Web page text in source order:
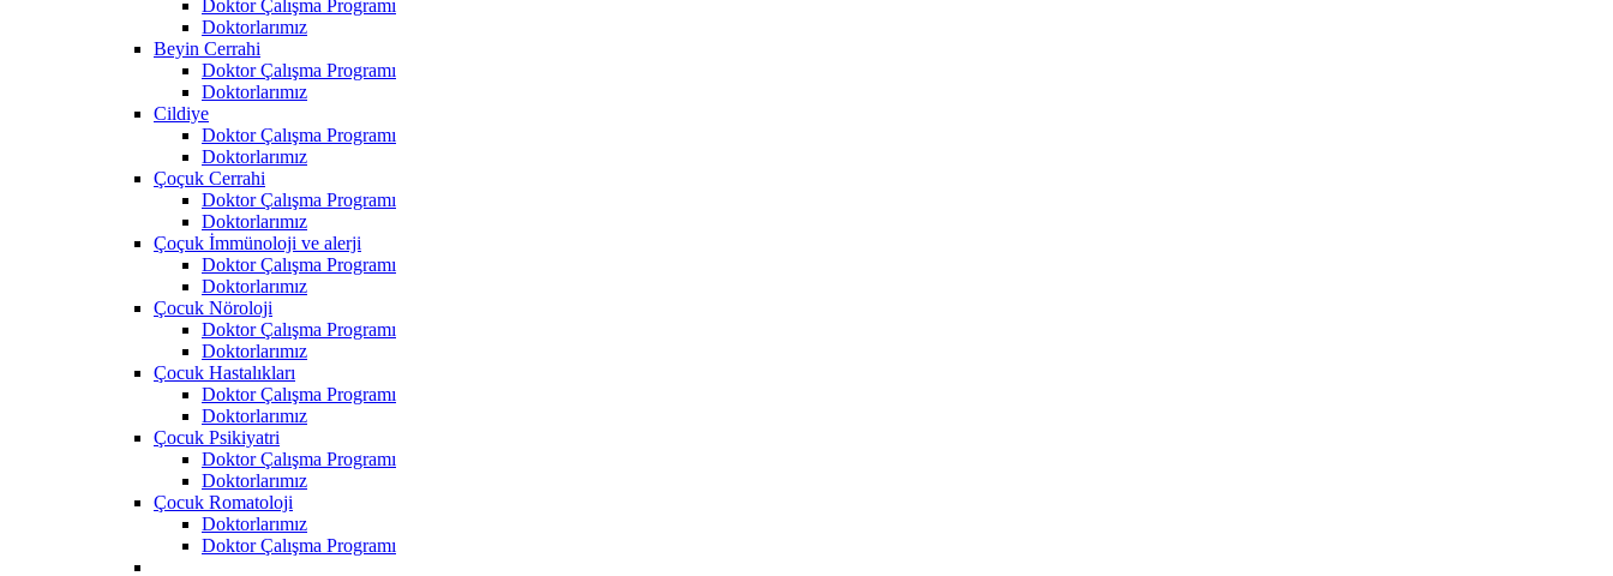
Doktor Çalışma Programı
Doktorlarımız
Beyin Cerrahi
Doktor Çalışma Programı
Doktorlarımız
Cildiye
Doktor Çalışma Programı
Doktorlarımız
Çoçuk Cerrahi
Doktor Çalışma Programı
Doktorlarımız
Çoçuk İmmünoloji ve alerji
Doktor Çalışma Programı
Doktorlarımız
Çocuk Nöroloji
Doktor Çalışma Programı
Doktorlarımız
Çocuk Hastalıkları
Doktor Çalışma Programı
Doktorlarımız
Çocuk Psikiyatri
Doktor Çalışma Programı
Doktorlarımız
Çocuk Romatoloji
Doktorlarımız
Doktor Çalışma Programı